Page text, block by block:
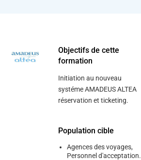
content.
Objectifs de cette
formation
Initiation au nouveau
systéme AMADEUS ALTEA
réservation et ticketing.
Population cible
Agences des voyages,
Personnel d'acceptation.